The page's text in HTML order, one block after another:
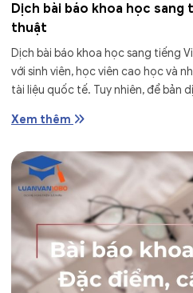
Dịch bài báo khoa học
thuật
Dịch bài báo khoa học sang tiếng
với sinh viên, học viên cao học và
tài liệu quốc tế. Tuy nhiên, để bản
Xem thêm